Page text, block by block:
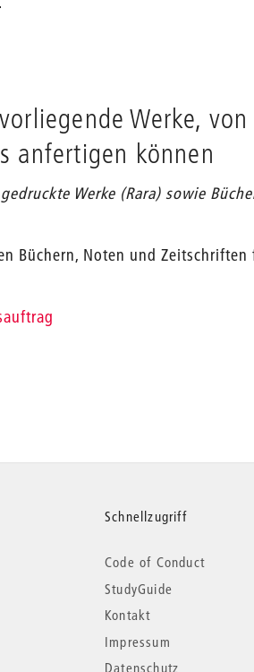
Werke,
anfertigen können
Werke (Rara) sowie
Büchern, Noten und
Schnellzugriff
Code of Conduct
StudyGuide
Kontakt
Impressum
Datenschutz